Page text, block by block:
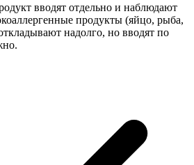
вводят отдельно и наблюдают
продукты (яйцо, рыба,
надолго, но вводят по